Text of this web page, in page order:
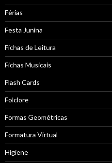
Férias
Festa Junina
Fichas de Leitura
Fichas Musicais
Flash Cards
Folclore
Formas Geométricas
Formatura Virtual
Higiene